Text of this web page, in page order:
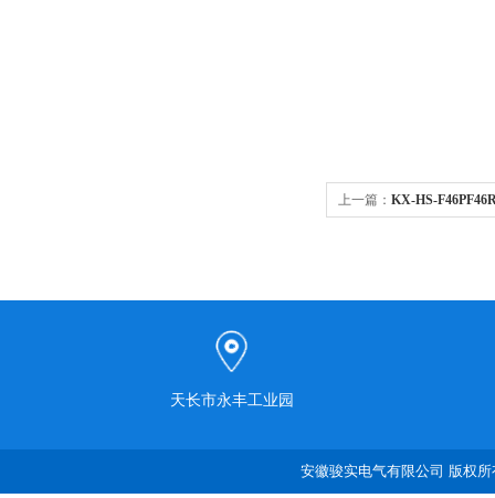
上一篇： KX-HS-
天长市永丰工业园
安徽骏实电气有限公司 版权